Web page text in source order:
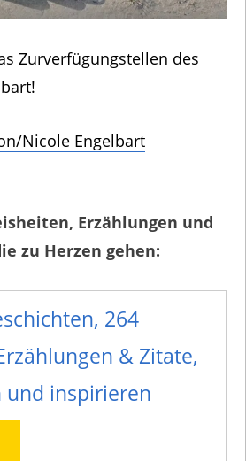
Zurverfügungstellen des
Nicole Engelbart
Erzählungen und
zu Herzen gehen:
264
& Zitate,
inspirieren